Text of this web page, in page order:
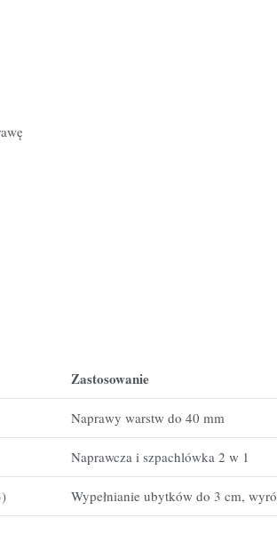
Zastosowanie
Naprawy warstw do 40 mm
Naprawcza i szpachlówka 2 w 1
Wypełnianie ubytków do 3 cm,